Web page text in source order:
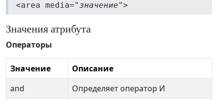
<area media="значение">
Значения атрибута
Операторы
Значение
Описание
and
Определяет оператор И